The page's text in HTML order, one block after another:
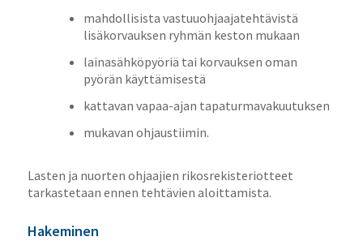
mahdollisista vastuuohjaajatehtävistä
lisäkorvauksen ryhmän keston mukaan
lainasähköpyöriä tai korvauksen oman
pyörän käyttämisestä
kattavan vapaa-ajan tapaturmavakuutuksen
mukavan ohjaustiimin.
Lasten ja nuorten ohjaajien rikosrekisteriotteet
tarkastetaan ennen tehtävien aloittamista.
Hakeminen